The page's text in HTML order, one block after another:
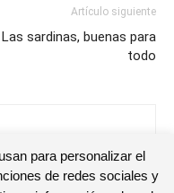
Artículo siguiente
Las sardinas, buenas para
todo
para personalizar el
de redes sociales y